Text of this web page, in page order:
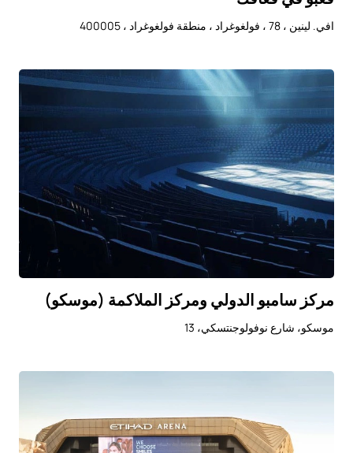
افي. لينين ، 78 ، فولغوغراد ، منطقة فولغوغراد ، 400005
مركز سامبو الدولي ومركز الملاكمة (موسكو)
موسكو، شارع نوفولوجنتسكي، 13